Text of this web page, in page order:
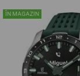
ÎN MAGAZIN